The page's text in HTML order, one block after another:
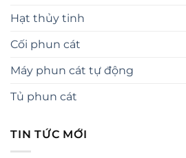
Hạt thủy tinh
Cối phun cát
Máy phun cát tự động
Tủ phun cát
TIN TỨC MỚI